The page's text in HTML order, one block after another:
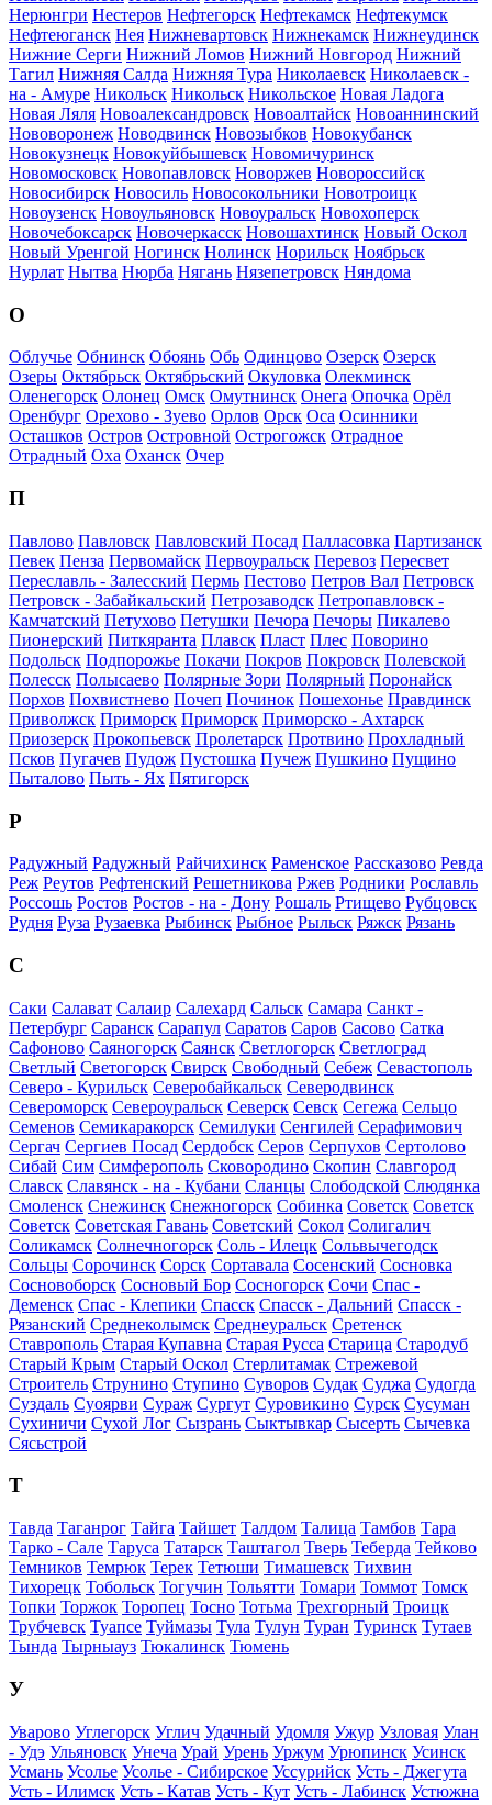
Нерюнгри Нестеров Нефтегорск Нефтекамск Нефтекумск
Нефтеюганск Нея Нижневартовск Нижнекамск Нижнеудинск
Нижние Серги Нижний Ломов Нижний Новгород Нижний
Тагил Нижняя Салда Нижняя Тура Николаевск Николаевск -
на - Амуре Никольск Никольск Никольское Новая Ладога
Новая Ляля Новоалександровск Новоалтайск Новоаннинский
Нововоронеж Новодвинск Новозыбков Новокубанск
Новокузнецк Новокуйбышевск Новомичуринск
Новомосковск Новопавловск Новоржев Новороссийск
Новосибирск Новосиль Новосокольники Новотроицк
Новоузенск Новоульяновск Новоуральск Новохоперск
Новочебоксарск Новочеркасск Новошахтинск Новый Оскол
Новый Уренгой Ногинск Нолинск Норильск Ноябрьск
Нурлат Нытва Нюрба Нягань Нязепетровск Няндома
О
Облучье Обнинск Обоянь Обь Одинцово Озерск Озерск
Озеры Октябрьск Октябрьский Окуловка Олекминск
Оленегорск Олонец Омск Омутнинск Онега Опочка Орёл
Оренбург Орехово - Зуево Орлов Орск Оса Осинники
Осташков Остров Островной Острогожск Отрадное
Отрадный Оха Оханск Очер
П
Павлово Павловск Павловский Посад Палласовка Партизанск
Певек Пенза Первомайск Первоуральск Перевоз Пересвет
Переславль - Залесский Пермь Пестово Петров Вал Петровск
Петровск - Забайкальский Петрозаводск Петропавловск -
Камчатский Петухово Петушки Печора Печоры Пикалево
Пионерский Питкяранта Плавск Пласт Плес Поворино
Подольск Подпорожье Покачи Покров Покровск Полевской
Полесск Полысаево Полярные Зори Полярный Поронайск
Порхов Похвистнево Почеп Починок Пошехонье Правдинск
Приволжск Приморск Приморск Приморско - Ахтарск
Приозерск Прокопьевск Пролетарск Протвино Прохладный
Псков Пугачев Пудож Пустошка Пучеж Пушкино Пущино
Пыталово Пыть - Ях Пятигорск
Р
Радужный Радужный Райчихинск Раменское Рассказово Ревда
Реж Реутов Рефтенский Решетникова Ржев Родники Рославль
Россошь Ростов Ростов - на - Дону Рошаль Ртищево Рубцовск
Рудня Руза Рузаевка Рыбинск Рыбное Рыльск Ряжск Рязань
С
Саки Салават Салаир Салехард Сальск Самара Санкт -
Петербург Саранск Сарапул Саратов Саров Сасово Сатка
Сафоново Саяногорск Саянск Светлогорск Светлоград
Светлый Светогорск Свирск Свободный Себеж Севастополь
Северо - Курильск Северобайкальск Северодвинск
Североморск Североуральск Северск Севск Сегежа Сельцо
Семенов Семикаракорск Семилуки Сенгилей Серафимович
Сергач Сергиев Посад Сердобск Серов Серпухов Сертолово
Сибай Сим Симферополь Сковородино Скопин Славгород
Славск Славянск - на - Кубани Сланцы Слободской Слюдянка
Смоленск Снежинск Снежногорск Собинка Советск Советск
Советск Советская Гавань Советский Сокол Солигалич
Соликамск Солнечногорск Соль - Илецк Сольвычегодск
Сольцы Сорочинск Сорск Сортавала Сосенский Сосновка
Сосновоборск Сосновый Бор Сосногорск Сочи Спас -
Деменск Спас - Клепики Спасск Спасск - Дальний Спасск -
Рязанский Среднеколымск Среднеуральск Сретенск
Ставрополь Старая Купавна Старая Русса Старица Стародуб
Старый Крым Старый Оскол Стерлитамак Стрежевой
Строитель Струнино Ступино Суворов Судак Суджа Судогда
Суздаль Суоярви Сураж Сургут Суровикино Сурск Сусуман
Сухиничи Сухой Лог Сызрань Сыктывкар Сысерть Сычевка
Сясьстрой
Т
Тавда Таганрог Тайга Тайшет Талдом Талица Тамбов Тара
Тарко - Сале Таруса Татарск Таштагол Тверь Теберда Тейково
Темников Темрюк Терек Тетюши Тимашевск Тихвин
Тихорецк Тобольск Тогучин Тольятти Томари Томмот Томск
Топки Торжок Торопец Тосно Тотьма Трехгорный Троицк
Трубчевск Туапсе Туймазы Тула Тулун Туран Туринск Тутаев
Тында Тырныауз Тюкалинск Тюмень
У
Уварово Углегорск Углич Удачный Удомля Ужур Узловая Улан
- Удэ Ульяновск Унеча Урай Урень Уржум Урюпинск Усинск
Усмань Усолье Усолье - Сибирское Уссурийск Усть - Джегута
Усть - Илимск Усть - Катав Усть - Кут Усть - Лабинск Устюжна